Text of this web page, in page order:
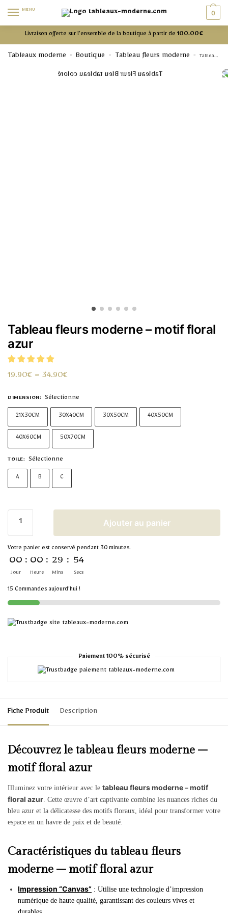
MENU 0
Livraison offerte sur l’ensemble de la boutique à partir de 100.00€
Tableaux moderne » Boutique » Tableau fleurs moderne » Tableau fleurs moderne – motif floral azur
Tableau fleurs moderne – motif floral
azur
19.90€ – 34.90€
DIMENSION: Sélectionne
21X30CM 30X40CM 30X50CM 40X50CM
40X60CM 50X70CM
TOILE: Sélectionne
A B C
Ajouter au panier
Votre panier est conservé pendant 30 minutes.
00
Jour
: 00
Heure
: 29
Mins
: 54
Secs
15 Commandes aujourd'hui !
Paiement 100% sécurisé
Fiche Produit Description
Découvrez le tableau fleurs moderne –
motif floral azur
Illuminez votre intérieur avec le tableau fleurs moderne – motif
floral azur. Cette œuvre d’art captivante combine les nuances riches du
bleu azur et la délicatesse des motifs floraux, idéal pour transformer votre
espace en un havre de paix et de beauté.
Caractéristiques du tableau fleurs
moderne – motif floral azur
Impression “Canvas” : Utilise une technologie d’impression
numérique de haute qualité, garantissant des couleurs vives et